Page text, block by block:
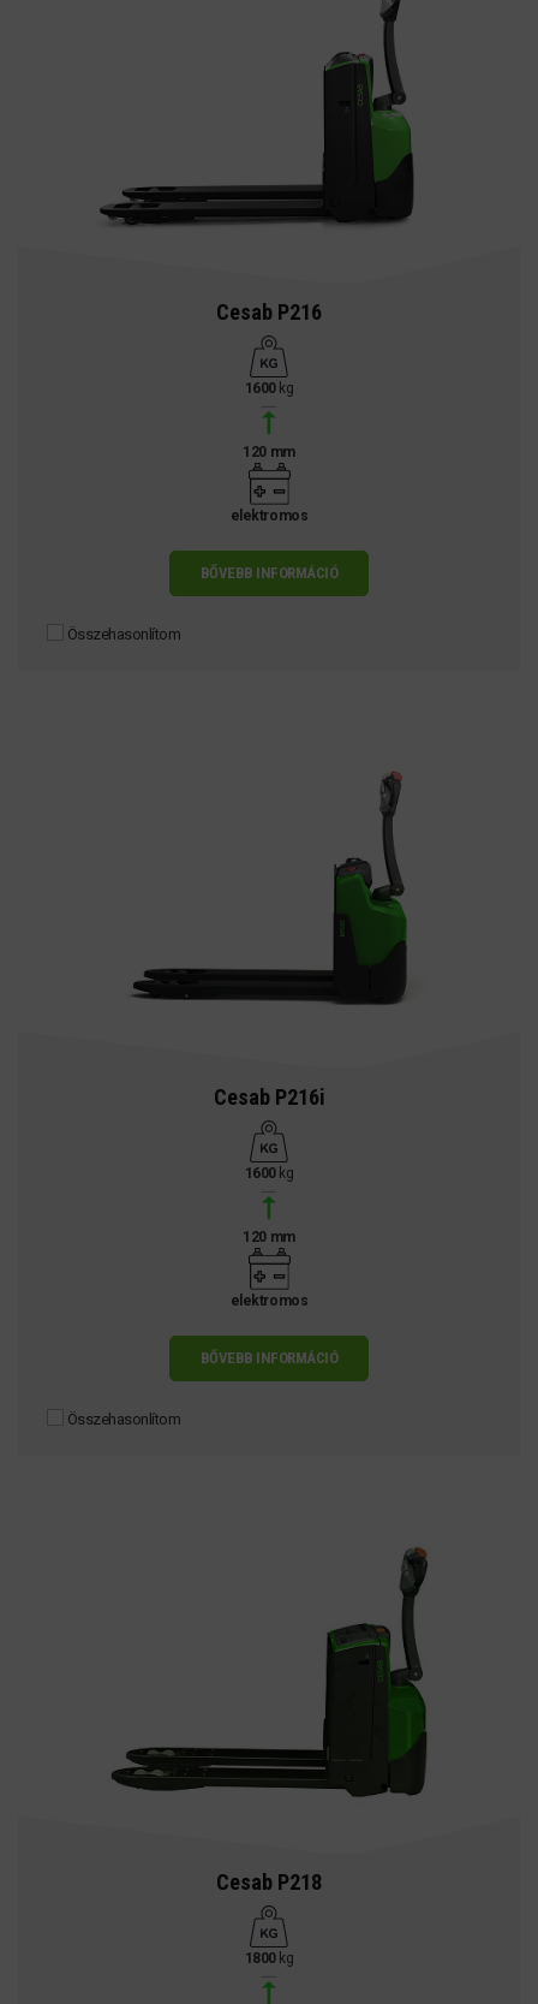
Cesab P216
1600kg
120 mm
elektromos
BŐVEBB INFORMÁCIÓ
Összehasonlítom
Cesab P216i
1600kg
120 mm
elektromos
BŐVEBB INFORMÁCIÓ
Összehasonlítom
Cesab P218
1800kg